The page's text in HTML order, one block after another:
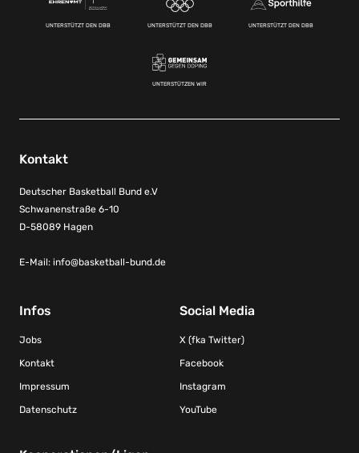
UNTERSTÜTZT DEN DBB UNTERSTÜTZT DEN DBB UNTERSTÜTZT DEN DBB
UNTERSTÜTZEN WIR
Kontakt
Deutscher Basketball Bund e.V
Schwanenstraße 6-10
D-58089 Hagen
E-Mail: info@basketball-bund.de
Infos
Jobs
Kontakt
Impressum
Datenschutz
Social Media
X (fka Twitter)
Facebook
Instagram
YouTube